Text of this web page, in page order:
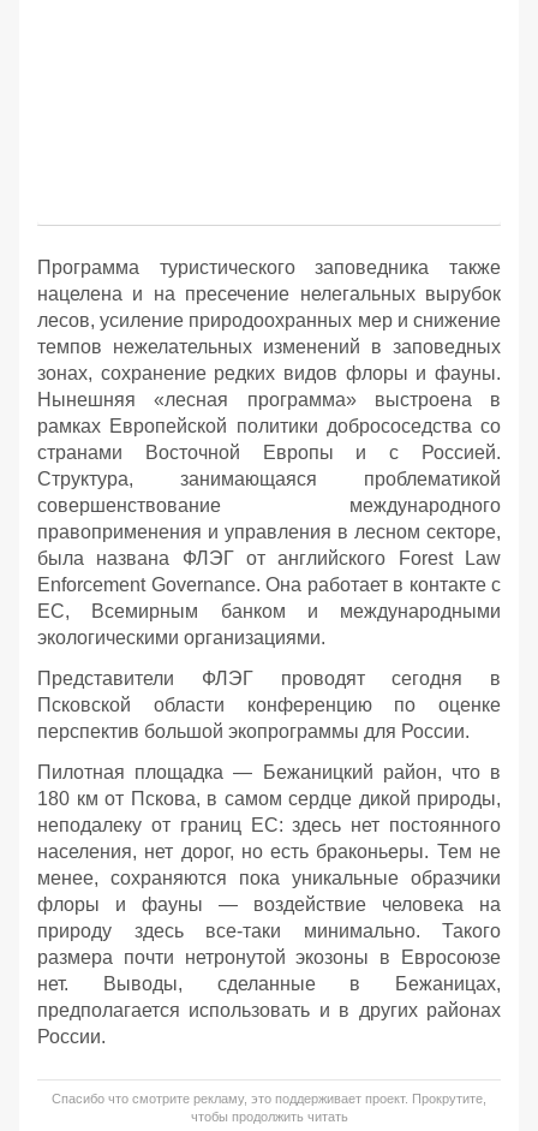
Программа туристического заповедника также
нацелена и на пресечение нелегальных вырубок
лесов, усиление природоохранных мер и снижение
темпов нежелательных изменений в заповедных
зонах, сохранение редких видов флоры и фауны.
Нынешняя «лесная программа» выстроена в
рамках Европейской политики добрососедства со
странами Восточной Европы и с Россией.
Структура, занимающаяся проблематикой
совершенствование международного
правоприменения и управления в лесном секторе,
была названа ФЛЭГ от английского Forest Law
Enforcement Governance. Она работает в контакте с
ЕС, Всемирным банком и международными
экологическими организациями.
Представители ФЛЭГ проводят сегодня в
Псковской области конференцию по оценке
перспектив большой экопрограммы для России.
Пилотная площадка — Бежаницкий район, что в
180 км от Пскова, в самом сердце дикой природы,
неподалеку от границ ЕС: здесь нет постоянного
населения, нет дорог, но есть браконьеры. Тем не
менее, сохраняются пока уникальные образчики
флоры и фауны — воздействие человека на
природу здесь все-таки минимально. Такого
размера почти нетронутой экозоны в Евросоюзе
нет. Выводы, сделанные в Бежаницах,
предполагается использовать и в других районах
России.
Спасибо что смотрите рекламу, это поддерживает проект. Прокрутите,
чтобы продолжить читать